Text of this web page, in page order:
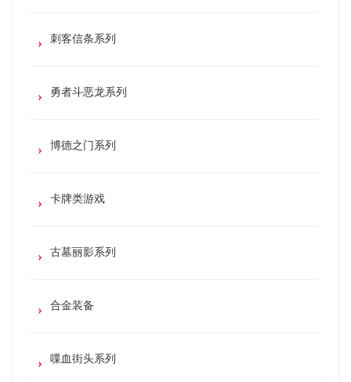
刺客信条系列
勇者斗恶龙系列
博德之门系列
卡牌类游戏
古墓丽影系列
合金装备
喋血街头系列